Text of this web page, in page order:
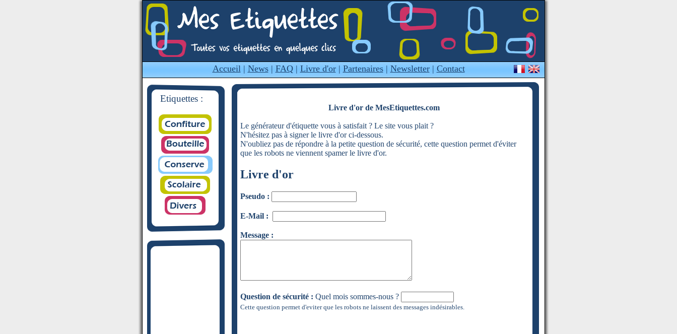
Accueil| News| FAQ| Livre d'or| Partenaires| Newsletter| Contact
Etiquettes :
Livre d'or de MesEtiquettes.com
Le générateur d'étiquette vous à satisfait ? Le site vous plait ?
N'hésitez pas à signer le livre d'or ci-dessous.
N'oubliez pas de répondre à la petite question de sécurité, cette question permet d'éviter
que les robots ne viennent spamer le livre d'or.
Livre d'or
Pseudo :
E-Mail :
Message :
Question de sécurité : Quel mois sommes-nous ?
Cette question permet d'eviter que les robots ne laissent des messages indésirables.